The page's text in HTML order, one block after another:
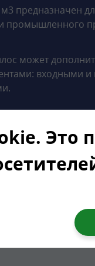
предназначен
промышленного
может
входными
Это